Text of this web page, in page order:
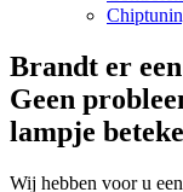
Brandt er
Geen
lampje
Wij hebben voor u